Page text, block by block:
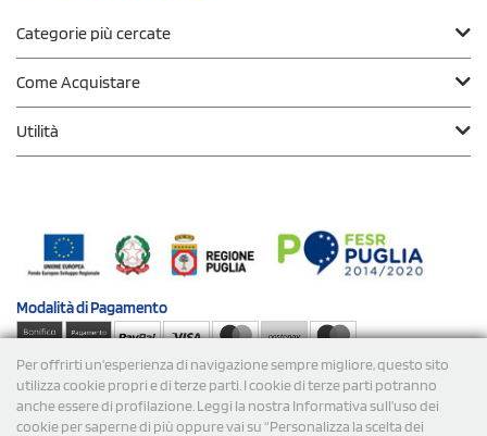
Per offrirti un'esperienza di navigazione sempre migliore, questo sito
utilizza cookie propri e di terze parti. I cookie di terze parti potranno
anche essere di profilazione. Leggi la nostra Informativa sull’uso dei
cookie per saperne di più oppure vai su “Personalizza la scelta dei
Categorie più cercate
Come Acquistare
Utilità
Modalità diPagamento
Spedizioni